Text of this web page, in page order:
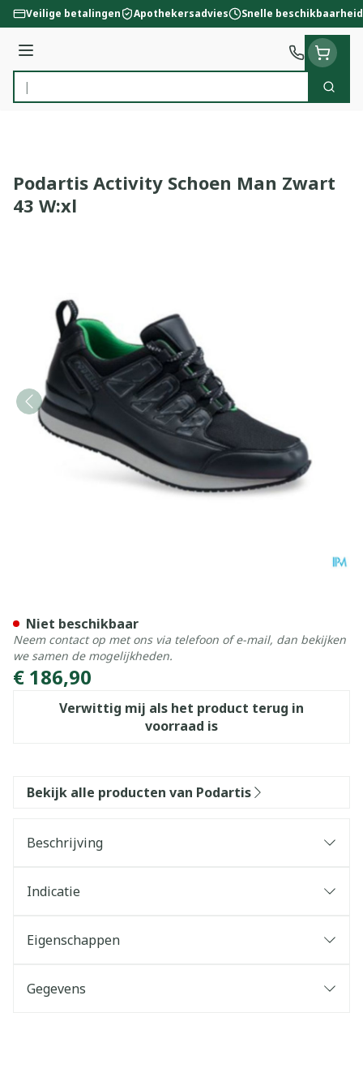
Ga naar de inhoud
Veilige betalingen Apothekersadvies Snelle beschikbaarheid
Menu
Product, merk, categorie...
Zoek
Podartis Activity Schoen Man Zwart
43 W:xl
€ 186,90
Verwittig mij als het product terug in
voorraad is
Niet beschikbaar
Neem contact op met ons via telefoon of e-mail, dan bekijken
we samen de mogelijkheden.
Bekijk alle producten van Podartis
Beschrijving
Indicatie
Eigenschappen
Gegevens